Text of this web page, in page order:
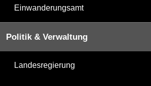
Einwanderungsamt
Politik & Verwaltung
Landesregierung